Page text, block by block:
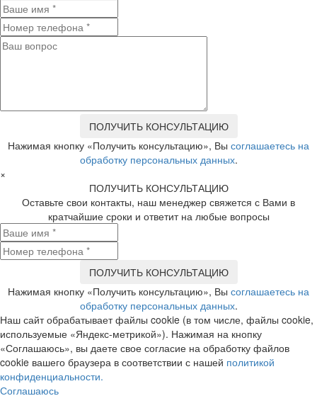
Нажимая кнопку «Получить консультацию», Вы соглашаетесь на
обработку персональных данных.
×
ПОЛУЧИТЬ КОНСУЛЬТАЦИЮ
Оставьте свои контакты, наш менеджер свяжется с Вами в
кратчайшие сроки и ответит на любые вопросы
Нажимая кнопку «Получить консультацию», Вы соглашаетесь на
обработку персональных данных.
Наш сайт обрабатывает файлы cookie (в том числе, файлы cookie,
используемые «Яндекс-метрикой»). Нажимая на кнопку
«Соглашаюсь», вы даете свое согласие на обработку файлов
cookie вашего браузера в соответствии с нашей политикой
конфиденциальности.
Соглашаюсь